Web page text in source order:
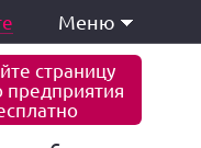
Меню
страницу
предприятия